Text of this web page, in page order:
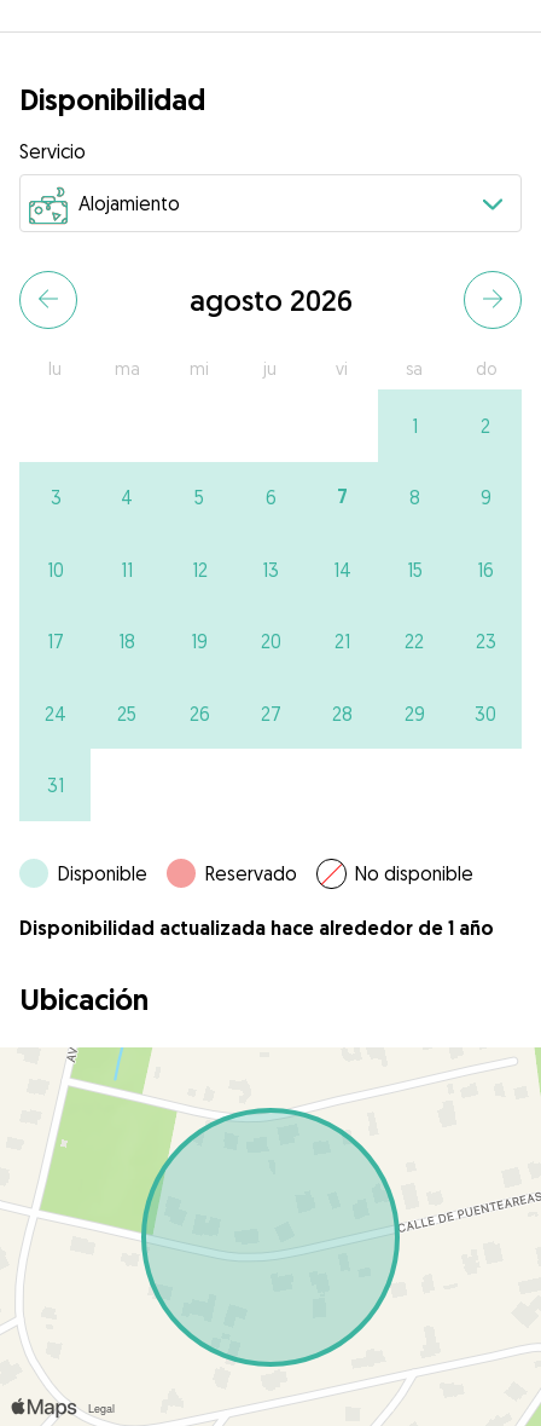
Disponibilidad
Servicio
agosto 2026
lu ma mi ju vi sa do
1 2
3 4 5 6 7 8 9
10 11 12 13 14 15 16
17 18 19 20 21 22 23
24 25 26 27 28 29 30
31
Disponible Reservado No disponible
Disponibilidad actualizada hace alrededor de 1 año
Ubicación